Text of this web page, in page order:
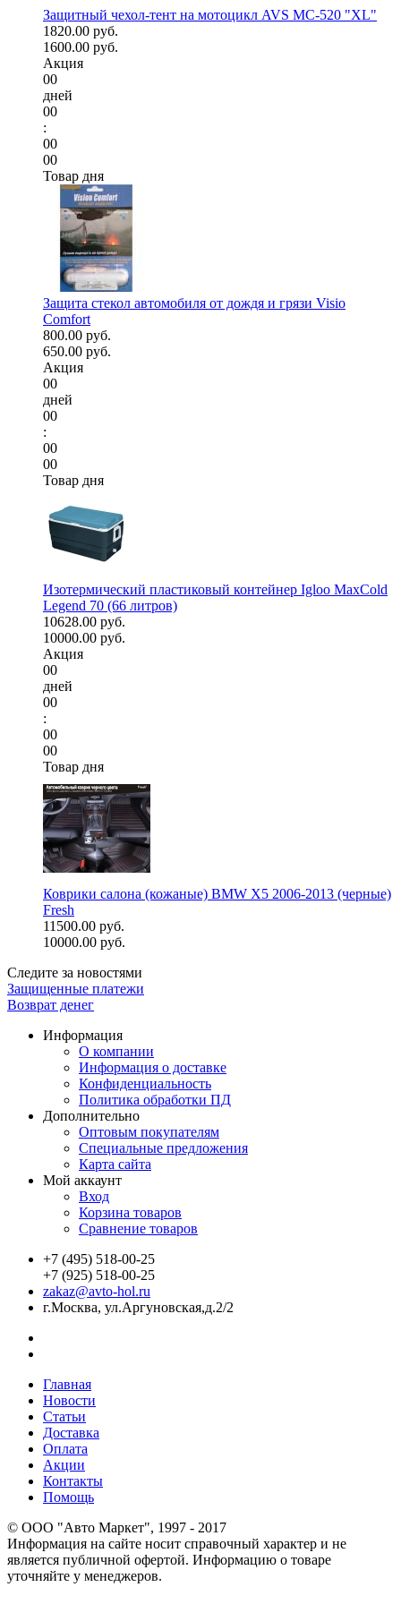
Защитный чехол-тент на мотоцикл AVS МС-520 "XL"
1820.00 руб.
1600.00 руб.
Акция
00
дней
00
:
00
00
Товар дня
Защита стекол автомобиля от дождя и грязи Visio
Comfort
800.00 руб.
650.00 руб.
Акция
00
дней
00
:
00
00
Товар дня
Изотермический пластиковый контейнер Igloo MaxCold
Legend 70 (66 литров)
10628.00 руб.
10000.00 руб.
Акция
00
дней
00
:
00
00
Товар дня
Коврики салона (кожаные) BMW X5 2006-2013 (черные)
Fresh
11500.00 руб.
10000.00 руб.
Следите за новостями
Защищенные платежи
Возврат денег
Информация
О компании
Информация о доставке
Конфиденциальность
Политика обработки ПД
Дополнительно
Оптовым покупателям
Специальные предложения
Карта сайта
Мой аккаунт
Вход
Корзина товаров
Сравнение товаров
+7 (495) 518-00-25
+7 (925) 518-00-25
zakaz@avto-hol.ru
г.Москва, ул.Аргуновская,д.2/2
Главная
Новости
Статьи
Доставка
Оплата
Акции
Контакты
Помощь
© OOO "Авто Маркет", 1997 - 2017
Информация на сайте носит справочный характер и не
является публичной офертой. Информацию о товаре
уточняйте у менеджеров.